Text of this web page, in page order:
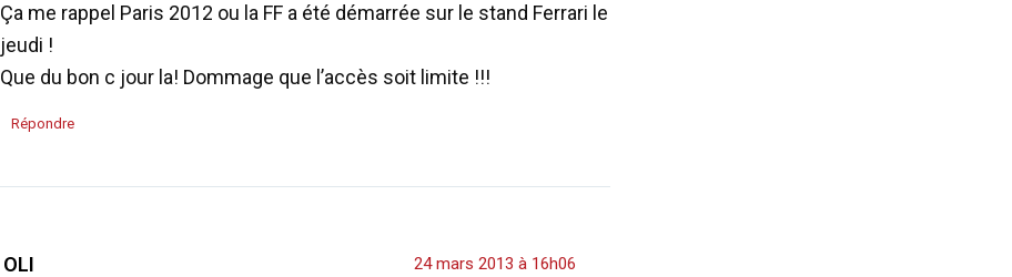
Ça me rappel Paris 2012 ou la FF a été démarrée sur le stand Ferrari le
jeudi !
Que du bon c jour la! Dommage que l’accès soit limite !!!
Répondre
OLI 24 mars 2013 à 16h06